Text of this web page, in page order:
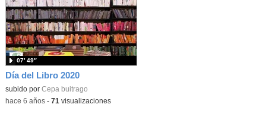
Día del Libro 2020
subido por Cepa buitrago
07′ 49″
-hace 6 años- 71 visualizaciones